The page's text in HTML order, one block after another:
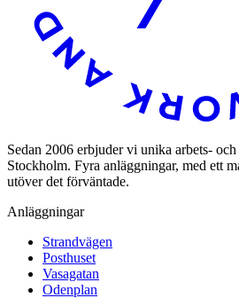
Sedan 2006 erbjuder vi unika arbets-
Stockholm. Fyra anläggningar, med ett
utöver det förväntade.
Anläggningar
Strandvägen
Posthuset
Vasagatan
Odenplan